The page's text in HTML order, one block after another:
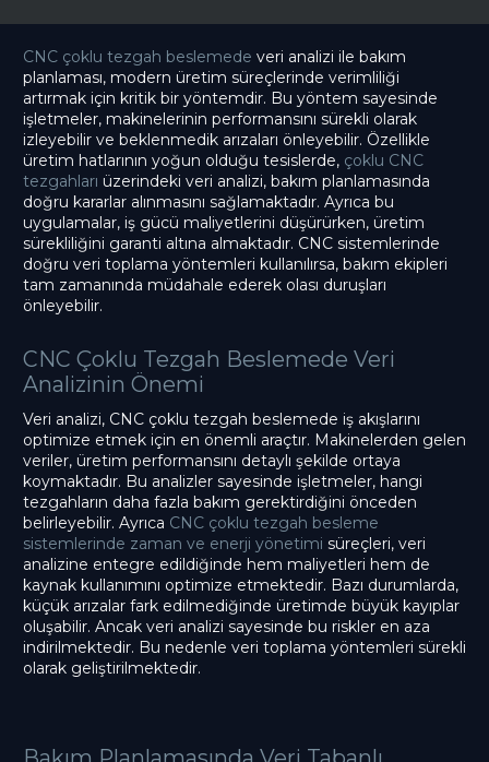
CNC çoklu tezgah beslemede veri analizi ile bakım
planlaması, modern üretim süreçlerinde verimliliği
artırmak için kritik bir yöntemdir. Bu yöntem sayesinde
işletmeler, makinelerinin performansını sürekli olarak
izleyebilir ve beklenmedik arızaları önleyebilir. Özellikle
üretim hatlarının yoğun olduğu tesislerde, çoklu CNC
tezgahları üzerindeki veri analizi, bakım planlamasında
doğru kararlar alınmasını sağlamaktadır. Ayrıca bu
uygulamalar, iş gücü maliyetlerini düşürürken, üretim
sürekliliğini garanti altına almaktadır. CNC sistemlerinde
doğru veri toplama yöntemleri kullanılırsa, bakım ekipleri
tam zamanında müdahale ederek olası duruşları
önleyebilir.
CNC Çoklu Tezgah Beslemede Veri
Analizinin Önemi
Veri analizi, CNC çoklu tezgah beslemede iş akışlarını
optimize etmek için en önemli araçtır. Makinelerden gelen
veriler, üretim performansını detaylı şekilde ortaya
koymaktadır. Bu analizler sayesinde işletmeler, hangi
tezgahların daha fazla bakım gerektirdiğini önceden
belirleyebilir. Ayrıca CNC çoklu tezgah besleme
sistemlerinde zaman ve enerji yönetimi süreçleri, veri
analizine entegre edildiğinde hem maliyetleri hem de
kaynak kullanımını optimize etmektedir. Bazı durumlarda,
küçük arızalar fark edilmediğinde üretimde büyük kayıplar
oluşabilir. Ancak veri analizi sayesinde bu riskler en aza
indirilmektedir. Bu nedenle veri toplama yöntemleri sürekli
olarak geliştirilmektedir.